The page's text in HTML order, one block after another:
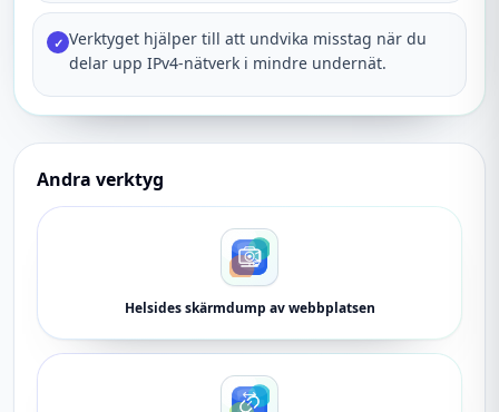
✓ Verktyget hjälper till att undvika misstag när du
delar upp IPv4-nätverk i mindre undernät.
Andra verktyg
Helsides skärmdump av webbplatsen